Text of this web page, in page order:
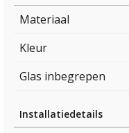
Materiaal
Kleur
Glas inbegrepen
Installatiedetails